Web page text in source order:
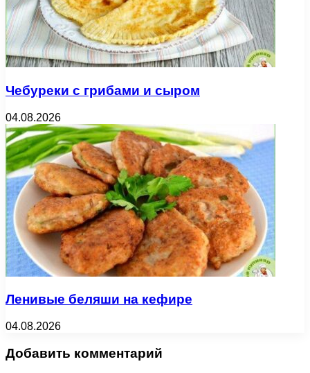
Чебуреки с грибами и сыром
04.08.2026
Ленивые беляши на кефире
04.08.2026
Добавить комментарий